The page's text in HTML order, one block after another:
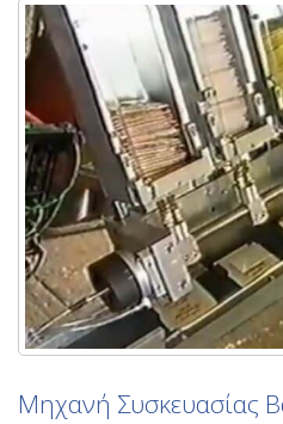
Μηχανή Συσκευασίας